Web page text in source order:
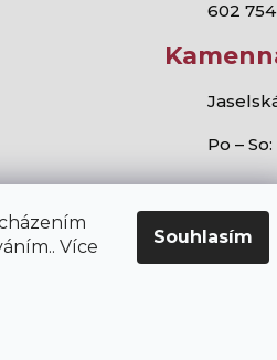
Více
Souhlasím
602
Po –